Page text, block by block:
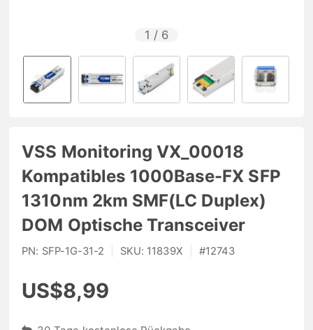
1 / 6
VSS Monitoring VX_00018
Kompatibles 1000Base-FX SFP
1310nm 2km SMF(LC Duplex)
DOM Optische Transceiver
PN: SFP-1G-31-2 SKU: 11839X #12743
US$8,99